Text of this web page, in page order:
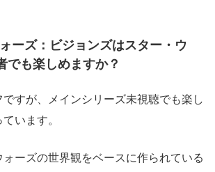
ーズ：ビジョンズはスター・ウ
でも楽しめますか？
すが、メインシリーズ未視聴でも楽し
います。
ォーズの世界観をベースに作られている